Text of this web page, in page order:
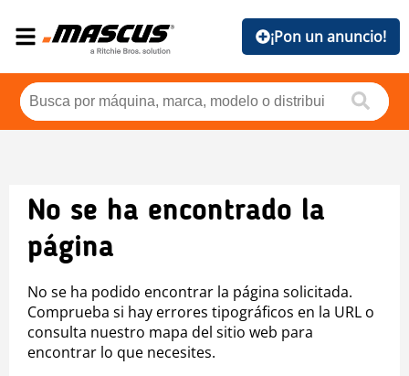
¡Pon un anuncio!
No se ha encontrado la
página
No se ha podido encontrar la página solicitada.
Comprueba si hay errores tipográficos en la URL o
consulta nuestro mapa del sitio web para
encontrar lo que necesites.